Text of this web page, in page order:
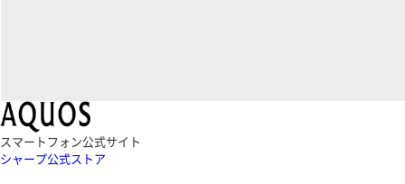
スマートフォン公式サイト
シャープ公式ストア